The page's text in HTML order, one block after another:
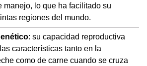
manejo, lo que ha facilitado su
regiones del mundo.
: su capacidad reproductiva
características tanto en la
como de carne cuando se cruza